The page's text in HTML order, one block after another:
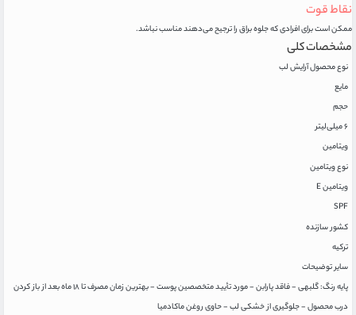
نقاط قوت
ممکن است برای افرادی که جلوه براق را ترجیح می‌دهند مناسب نباشد.
مشخصات کلی
نوع محصول آرایش لب
مایع
حجم
۶ میلی‌لیتر
ویتامین
نوع ویتامین
ویتامین E
SPF
کشور سازنده
ترکیه
سایر توضیحات
پایه رنگ: گلبهی - فاقد پارابن - مورد تأیید متخصصین پوست - بهترین زمان مصرف تا ۱۸ ماه بعد از باز کردن
درب محصول - جلوگیری از خشکی لب - حاوی روغن ماکادمیا